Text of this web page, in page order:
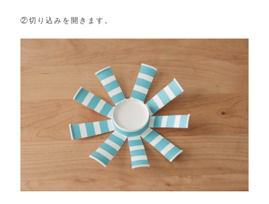
②切り込みを開きます。